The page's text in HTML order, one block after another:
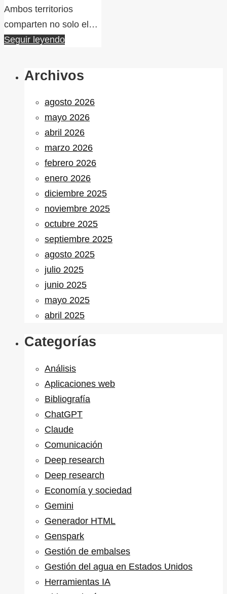
Ambos territorios
comparten no solo el…
Seguir leyendo
Archivos
agosto 2026
mayo 2026
abril 2026
marzo 2026
febrero 2026
enero 2026
diciembre 2025
noviembre 2025
octubre 2025
septiembre 2025
agosto 2025
julio 2025
junio 2025
mayo 2025
abril 2025
Categorías
Análisis
Aplicaciones web
Bibliografía
ChatGPT
Claude
Comunicación
Deep research
Deep research
Economía y sociedad
Gemini
Generador HTML
Genspark
Gestión de embalses
Gestión del agua en Estados Unidos
Herramientas IA